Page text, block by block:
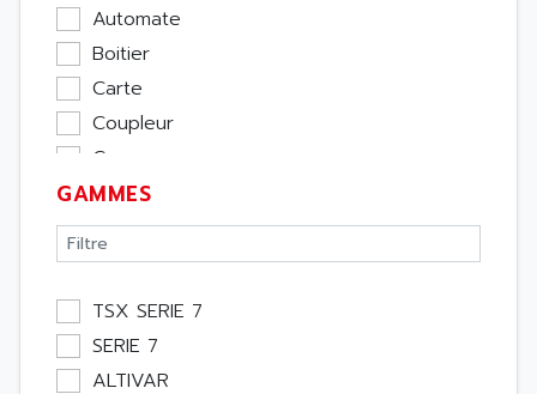
Automate
Boitier
Carte
Coupleur
Cpu
Ecran
Entrée / Sortie
Memoire
Module Métier
Moteur
Pupitre Opérateur
GAMMES
TSX SERIE 7
SERIE 7
ALTIVAR